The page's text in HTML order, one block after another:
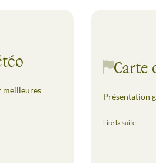
meilleures
Carte
Présentation
Lire la suite